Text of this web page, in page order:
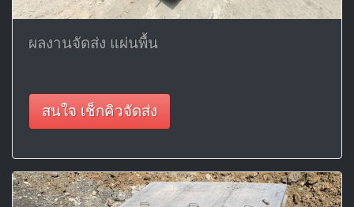
ผลงานจัดส่ง แผ่นพื้น
สนใจ เช็กคิวจัดส่ง